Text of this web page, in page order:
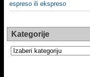
espreso ili ekspreso
Kategorije
Kategorije